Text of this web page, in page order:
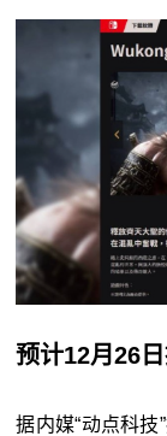
预计12月26
据内媒“动点科技